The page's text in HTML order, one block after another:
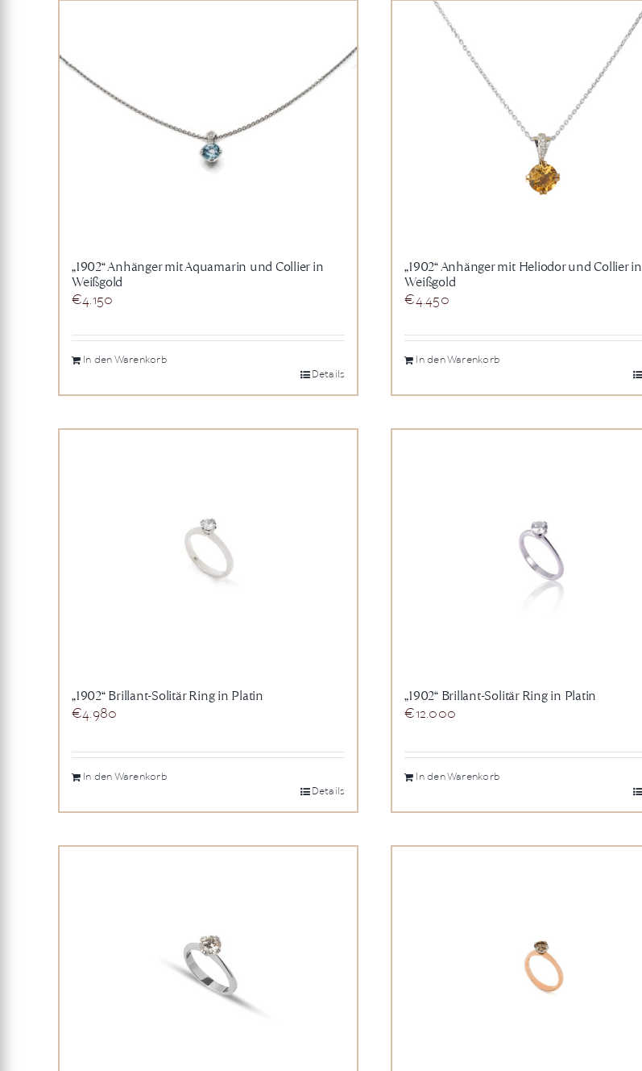
„1902“ Anhänger mit Aquamarin und Collier in
Weißgold
€4.150
In den Warenkorb
Details
„1902“ Anhänger mit Heliodor und Collier in
Weißgold
€4.450
In den Warenkorb
„1902“ Brillant-Solitär Ring in Platin
€4.980
In den Warenkorb
Details
„1902“ Brillant-Solitär Ring in Platin
€12.000
In den Warenkorb